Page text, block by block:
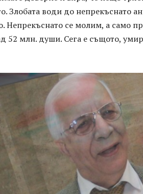
Злобата води до непрекъснато
Непрекъснато се молим, а само
52 млн. души. Сега е същото,